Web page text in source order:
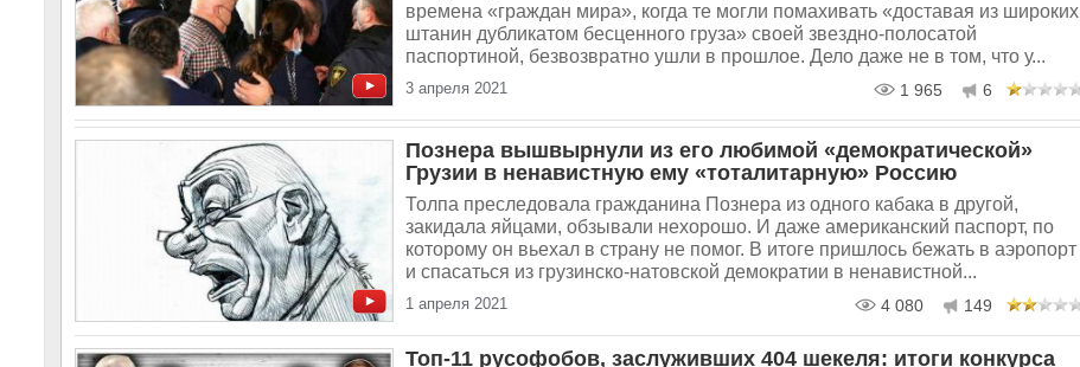
времена «граждан мира», когда те могли помахивать «доставая из широких
штанин дубликатом бесценного груза» своей звездно-полосатой
паспортиной, безвозвратно ушли в прошлое. Дело даже не в том, что у...
3 апреля 2021 1 965 6
Познера вышвырнули из его любимой «демократической»
Грузии в ненавистную ему «тоталитарную» Россию
Толпа преследовала гражданина Познера из одного кабака в другой,
закидала яйцами, обзывали нехорошо. И даже американский паспорт, по
которому он вьехал в страну не помог. В итоге пришлось бежать в аэропорт
и спасаться из грузинско-натовской демократии в ненавистной...
1 апреля 2021 4 080 149
Топ-11 русофобов, заслуживших 404 шекеля: итоги конкурса